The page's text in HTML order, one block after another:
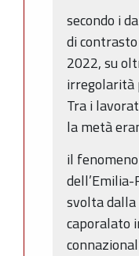
secondo i
di
2022, su
irregolarità
Tra i
la metà
il
svolta
caporalato